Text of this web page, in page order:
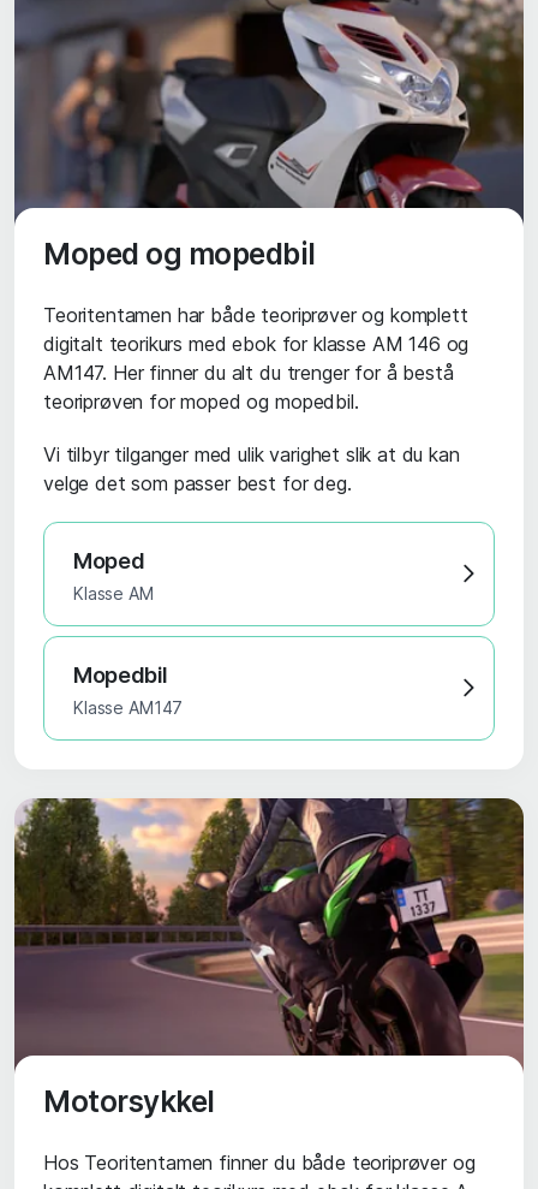
Moped og mopedbil
Teoritentamen har både teoriprøver og komplett
digitalt teorikurs med ebok for klasse AM 146 og
AM147. Her finner du alt du trenger for å bestå
teoriprøven for moped og mopedbil.
Vi tilbyr tilganger med ulik varighet slik at du kan
velge det som passer best for deg.
Moped
Klasse AM
Mopedbil
Klasse AM147
Motorsykkel
Hos Teoritentamen finner du både teoriprøver og